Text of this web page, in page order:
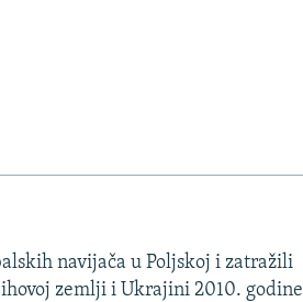
navijača u Poljskoj i zatražili
zemlji i Ukrajini 2010. godine